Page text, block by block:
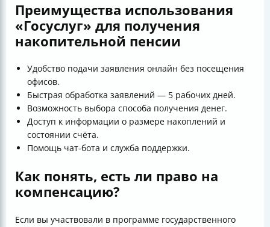
Преимущества использования
«Госуслуг» для получения
накопительной пенсии
Удобство подачи заявления онлайн без посещения
офисов.
Быстрая обработка заявлений — 5 рабочих дней.
Возможность выбора способа получения денег.
Доступ к информации о размере накоплений и
состоянии счёта.
Помощь чат-бота и служба поддержки.
Как понять, есть ли право на
компенсацию?
Если вы участвовали в программе государственного